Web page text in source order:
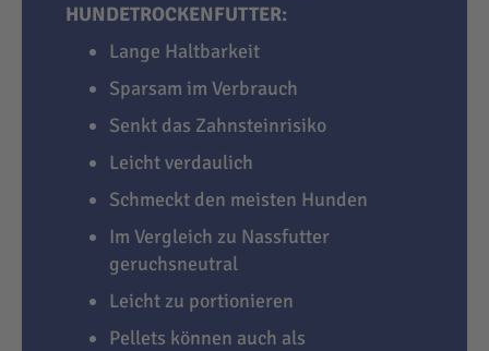
HUNDETROCKENFUTTER:
Lange Haltbarkeit
Sparsam im Verbrauch
Senkt das Zahnsteinrisiko
Leicht verdaulich
Schmeckt den meisten Hunden
Im Vergleich zu Nassfutter
geruchsneutral
Leicht zu portionieren
Pellets können auch als